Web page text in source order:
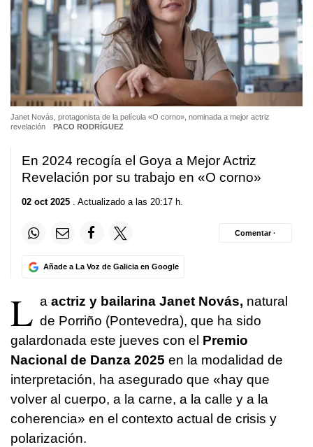
Janet Novás, protagonista de la película «O corno», nominada a mejor actriz
revelación
PACO RODRÍGUEZ
En 2024 recogía el Goya a Mejor Actriz
Revelación por su trabajo en «O corno»
02 oct 2025 . Actualizado a las 20:17 h.
Añade a La Voz de Galicia en Google
Comentar ·
L a actriz y bailarina Janet Novás, natural
de Porriño (Pontevedra), que ha sido
galardonada este jueves con el Premio
Nacional de Danza 2025 en la modalidad de
interpretación, ha asegurado que «hay que
volver al cuerpo, a la carne, a la calle y a la
coherencia» en el contexto actual de crisis y
polarización.